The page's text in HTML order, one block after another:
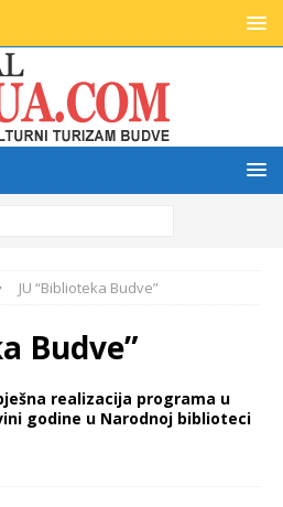
JU “Biblioteka Budve”
Budve”
realizacija programa u
godine u Narodnoj biblioteci